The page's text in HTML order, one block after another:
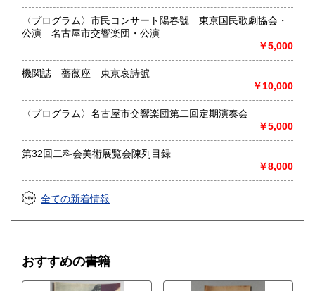
愛知県・岐阜県を中心に近県の方、日時打ち合わせの後、ご
訪問し、見積もり・買入をさせていただきます。
まずはお気軽にご連絡ください。
お品物を送料着払いでお送りいただければ、即日に評価しご
連絡ご送金いたします。
愛知県江南市前飛保町栄284 扶桑文庫 担当井
上
取り扱い分野
総記、哲学宗教、歴史、社会科学、自然科学、美術工芸、国
語国文、外国文学、古典籍、近代文献、趣味、外国書、サブ
カルチャー、古書一般（その他）
古文書・和本・刷り物・絵葉書・近代文献資料・エフェメラ
〈プログラム〉市民コンサート陽春號 東京国民歌劇協会・
公演 名古屋市交響楽団・公演
￥5,000
機関誌 薔薇座 東京哀詩號
￥10,000
〈プログラム〉名古屋市交響楽団第二回定期演奏会
￥5,000
第32回二科会美術展覧会陳列目録
￥8,000
全ての新着情報
おすすめの書籍